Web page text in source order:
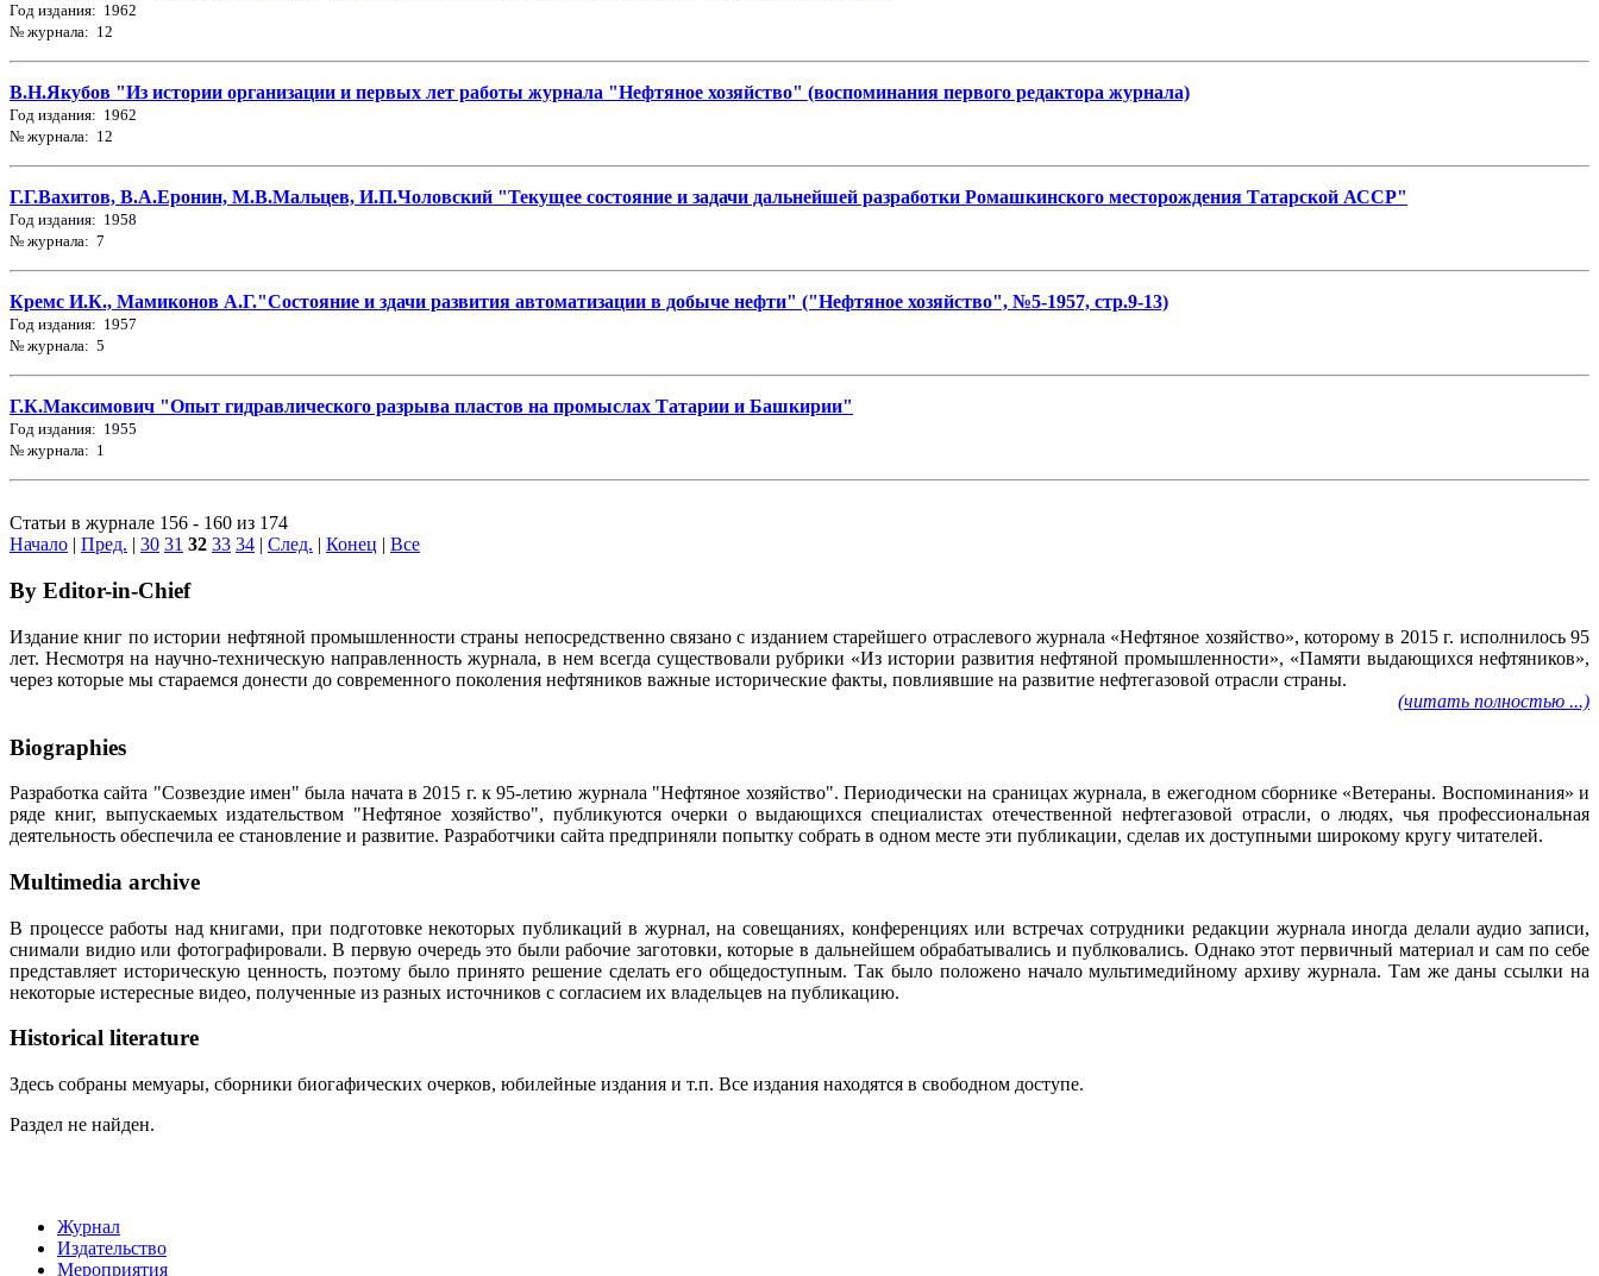
Год издания: 1962
№ журнала: 12
В.Н.Якубов "Из истории организации и первых лет работы журнала "Нефтяное хозяйство" (воспоминания первого редактора журнала)
Год издания: 1962
№ журнала: 12
Г.Г.Вахитов, В.А.Еронин, М.В.Мальцев, И.П.Чоловский "Текущее состояние и задачи дальнейшей разработки Ромашкинского месторождения Татарской АССР"
Год издания: 1958
№ журнала: 7
Кремс И.К., Мамиконов А.Г."Состояние и здачи развития автоматизации в добыче нефти" ("Нефтяное хозяйство", №5-1957, стр.9-13)
Год издания: 1957
№ журнала: 5
Г.К.Максимович "Опыт гидравлического разрыва пластов на промыслах Татарии и Башкирии"
Год издания: 1955
№ журнала: 1
Статьи в журнале 156 - 160 из 174
Начало | Пред. | 30 31 32 33 34 | След. | Конец | Все
By Editor-in-Chief
Издание книг по истории нефтяной промышленности страны непосредственно связано с изданием старейшего отраслевого журнала «Нефтяное хозяйство», которому в 2015 г. исполнилось 95
лет. Несмотря на научно-техническую направленность журнала, в нем всегда существовали рубрики «Из истории развития нефтяной промышленности», «Памяти выдающихся нефтяников»,
через которые мы стараемся донести до современного поколения нефтяников важные исторические факты, повлиявшие на развитие нефтегазовой отрасли страны.
(читать полностью ...)
Biographies
Разработка сайта "Созвездие имен" была начата в 2015 г. к 95-летию журнала "Нефтяное хозяйство". Периодически на сраницах журнала, в ежегодном сборнике «Ветераны. Воспоминания» и
ряде книг, выпускаемых издательством "Нефтяное хозяйство", публикуются очерки о выдающихся специалистах отечественной нефтегазовой отрасли, о людях, чья профессиональная
деятельность обеспечила ее становление и развитие. Разработчики сайта предприняли попытку собрать в одном месте эти публикации, сделав их доступными широкому кругу читателей.
Multimedia archive
В процессе работы над книгами, при подготовке некоторых публикаций в журнал, на совещаниях, конференциях или встречах сотрудники редакции журнала иногда делали аудио записи,
снимали видио или фотографировали. В первую очередь это были рабочие заготовки, которые в дальнейшем обрабатывались и публковались. Однако этот первичный материал и сам по себе
представляет историческую ценность, поэтому было принято решение сделать его общедоступным. Так было положено начало мультимедийному архиву журнала. Там же даны ссылки на
некоторые истересные видео, полученные из разных источников с согласием их владельцев на публикацию.
Historical literature
Здесь собраны мемуары, сборники биогафических очерков, юбилейные издания и т.п. Все издания находятся в свободном доступе.
Раздел не найден.
Журнал
Издательство
Мероприятия